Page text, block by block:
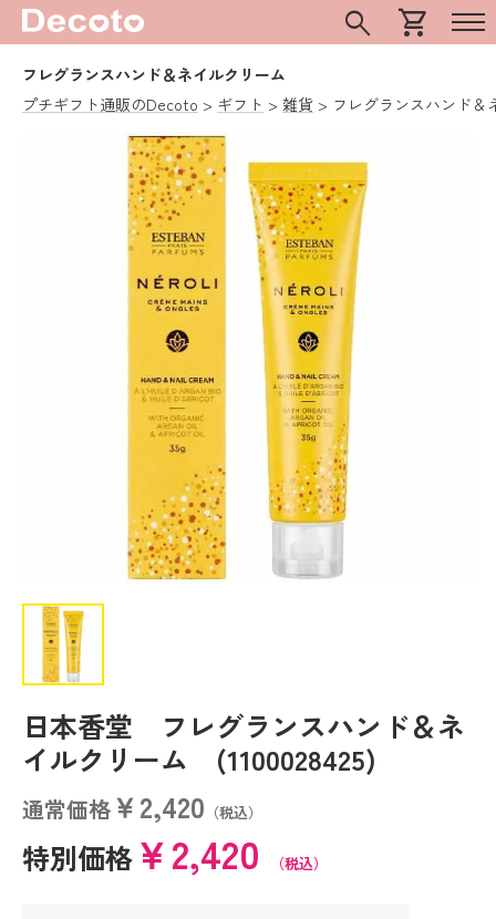
search shopping_cart
フレグランスハンド＆ネイルクリーム
プチギフト通販のDecoto
ギフト 雑貨 フレグランスハンド＆
日本香堂 フレグランスハンド＆ネ
イルクリーム (1100028425)
通常価格￥2,420 （税込）
特別価格￥2,420 （税込）